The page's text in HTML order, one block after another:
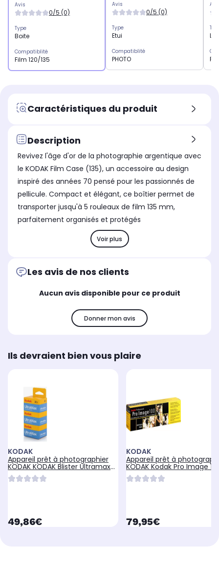
Avis
0/5 (0)
Type
Boite
Compatiblité
Film 120/135
Avis
0/5 (0)
Type
Etui
Compatiblité
PHOTO
Caractéristiques du produit
Description
Revivez l'âge d'or de la photographie argentique avec
le KODAK Film Case (135), un accessoire au design
inspiré des années 70 pensé pour les passionnés de
pellicule. Compact et élégant, ce boîtier permet de
transporter jusqu'à 5 rouleaux de film 135 mm,
parfaitement organisés et protégés
Voir plus
Les avis de nos clients
Aucun avis disponible pour ce produit
Donner mon avis
Ils devraient bien vous plaire
KODAK
Appareil prêt à photographier
KODAK KODAK Blister Ultramax
135-24 Tpack - Pa
currentPrice
49,86€
KODAK
Appareil prêt à
KODAK Kodak Pro Image
Film Couleur 35mm,
currentPrice
79,95€